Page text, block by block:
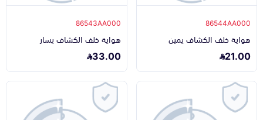
86544AA000
هواية خلف الكشاف يمين
21.00
86543AA000
هواية خلف الكشاف يسار
33.00